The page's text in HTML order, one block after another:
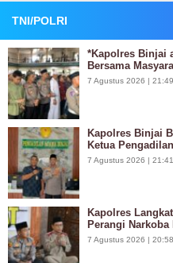
TNI/POLRI
*Kapolres Binjai
Bersama
7 Agustus 2026 |
Kapolres Binjai
Ketua
7 Agustus 2026 |
Kapolres
Perangi Narkoba
7 Agustus 2026 |